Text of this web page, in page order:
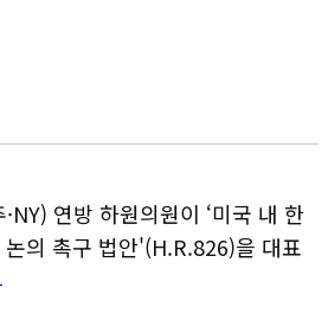
연방 하원의원이 ‘미국 내 한
의 촉구 법안'(H.R.826)을 대표